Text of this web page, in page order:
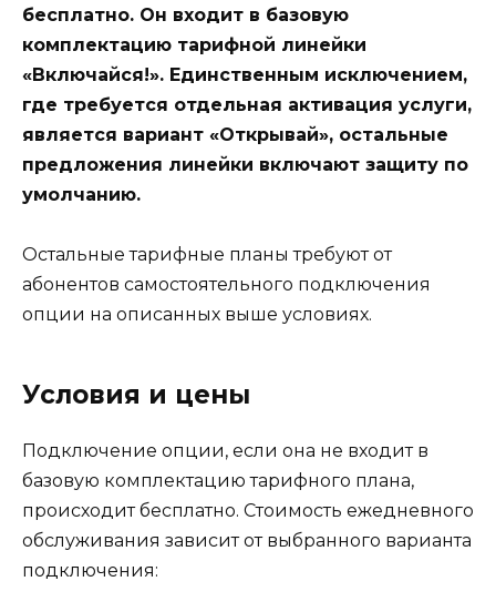
бесплатно. Он входит в базовую
комплектацию тарифной линейки
«Включайся!». Единственным исключением,
где требуется отдельная активация услуги,
является вариант «Открывай», остальные
предложения линейки включают защиту по
умолчанию.
Остальные тарифные планы требуют от
абонентов самостоятельного подключения
опции на описанных выше условиях.
Условия и цены
Подключение опции, если она не входит в
базовую комплектацию тарифного плана,
происходит бесплатно. Стоимость ежедневного
обслуживания зависит от выбранного варианта
подключения: